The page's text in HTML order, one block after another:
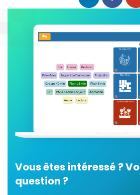
Vous êtes intéressé ?
question ?